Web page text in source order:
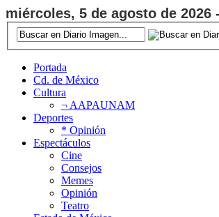
miércoles, 5 de agosto de 2026
Portada
Cd. de México
Cultura
¬ AAPAUNAM
Deportes
* Opinión
Espectáculos
Cine
Consejos
Memes
Opinión
Teatro